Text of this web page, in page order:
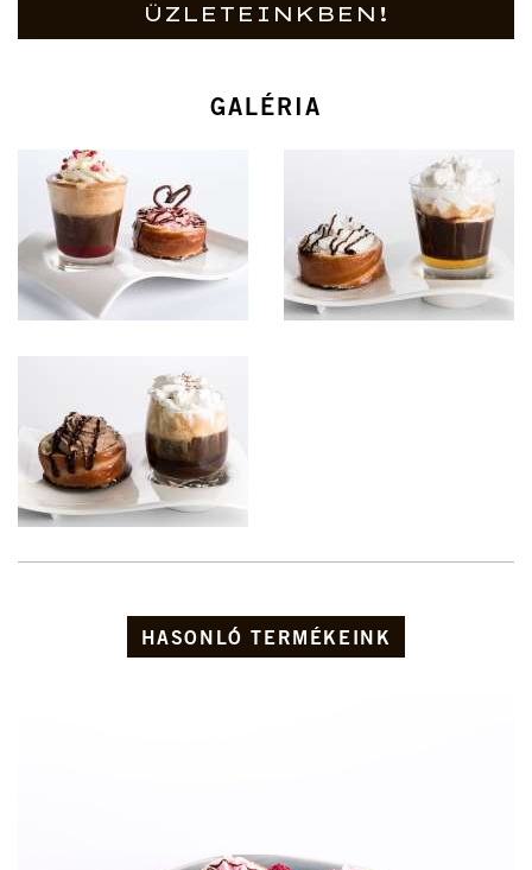
ÜZLETEINKBEN!
GALÉRIA
HASONLÓ TERMÉKEINK